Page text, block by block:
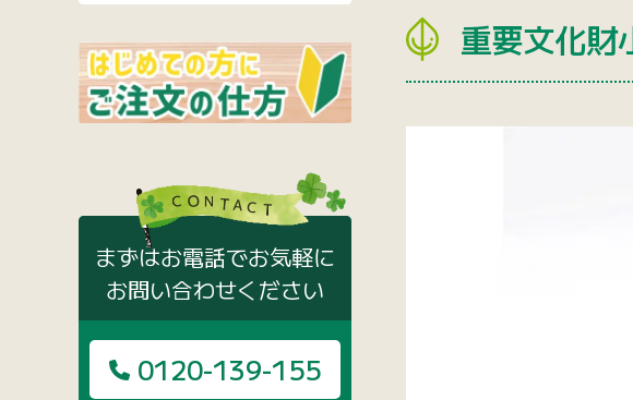
重要文化財
まずはお電話でお気軽に
お問い合わせください
0120-139-155